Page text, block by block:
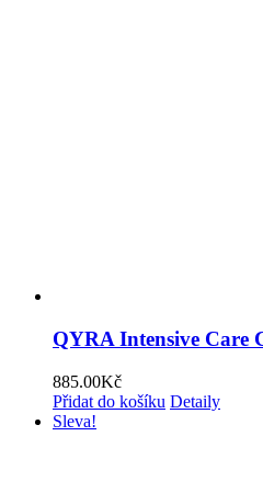
QYRA Intensive Care
885.00Kč
Přidat do košíku Detaily
Sleva!